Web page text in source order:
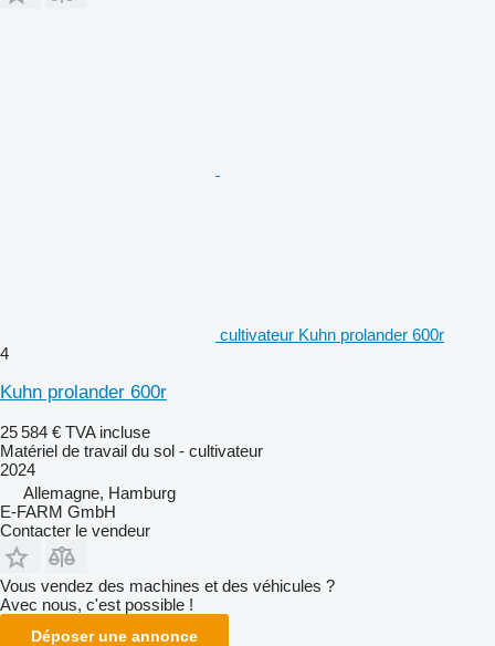
cultivateur Kuhn prolander 600r
4
Kuhn prolander 600r
25 584 € TVA incluse
Matériel de travail du sol - cultivateur
2024
Allemagne, Hamburg
E-FARM GmbH
Contacter le vendeur
Vous vendez des machines et des véhicules ?
Avec nous, c'est possible !
Déposer une annonce